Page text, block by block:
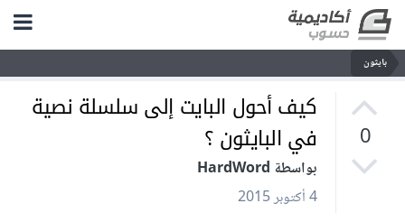
بايثون
0
كيف أحول البايت إلى سلسلة نصية
في البايثون ؟
بواسطة HardWord
4 أكتوبر 2015